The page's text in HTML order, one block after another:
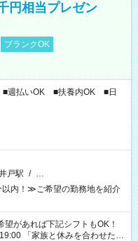
円相当プレゼン
ブランクOK
■週払いOK ■扶養内OK ■日
戸駅 / …
内！≫ご希望の勤務地を紹介
わせた